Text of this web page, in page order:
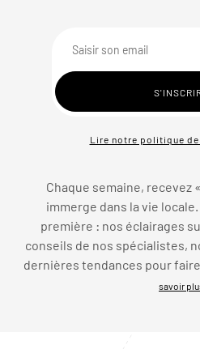
Lire notre politique
Chaque semaine, recevez
immerge dans la vie
première : nos éclairages
conseils de nos spécialistes,
dernières tendances pour
savoir